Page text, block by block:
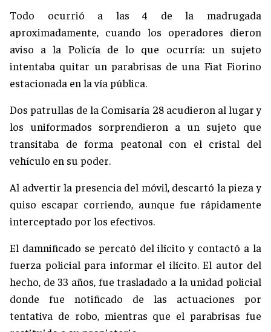
Todo ocurrió a las 4 de la madrugada
aproximadamente, cuando los operadores dieron
aviso a la Policía de lo que ocurría: un sujeto
intentaba quitar un parabrisas de una Fiat Fiorino
estacionada en la vía pública.
Dos patrullas de la Comisaría 28 acudieron al lugar y
los uniformados sorprendieron a un sujeto que
transitaba de forma peatonal con el cristal del
vehículo en su poder.
Al advertir la presencia del móvil, descartó la pieza y
quiso escapar corriendo, aunque fue rápidamente
interceptado por los efectivos.
El damnificado se percató del ilícito y contactó a la
fuerza policial para informar el ilícito. El autor del
hecho, de 33 años, fue trasladado a la unidad policial
donde fue notificado de las actuaciones por
tentativa de robo, mientras que el parabrisas fue